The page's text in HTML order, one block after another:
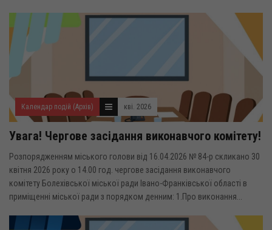
Календар подій (Архів) кві. 2026
Увага! Чергове засідання виконавчого комітету!
Розпорядженням міського голови від 16.04.2026 № 84-р скликано 30
квітня 2026 року о 14.00 год. чергове засідання виконавчого
комітету Болехівської міської ради Івано-Франківської області в
приміщенні міської ради з порядком денним: 1.Про виконання...